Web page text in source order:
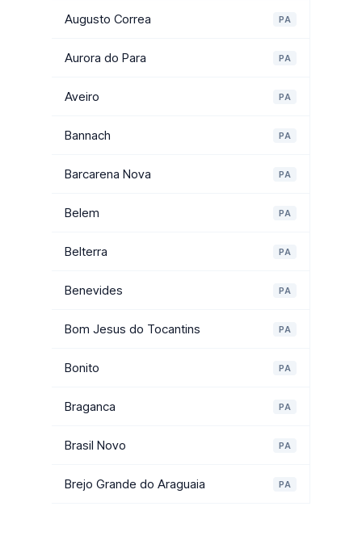
Augusto Correa PA
Aurora do Para PA
Aveiro PA
Bannach PA
Barcarena Nova PA
Belem PA
Belterra PA
Benevides PA
Bom Jesus do Tocantins PA
Bonito PA
Braganca PA
Brasil Novo PA
Brejo Grande do Araguaia PA